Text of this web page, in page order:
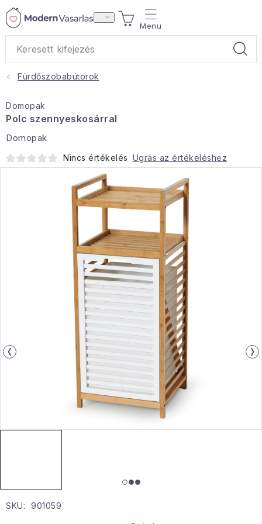
Ugrás
KOSÁR
Otthoni illatok
Teák
Hobbi és kert
Egészség és szépség
Sport és szabadban
Gyermekeknek
Sziasztok, hív a nyár.
Pohodából importálva - rendezés
Karácsonyi esemény
Fürdőszobabútorok
SKU: 901059
Domopak
Polc szennyeskosárral
Domopak
Nincs értékelés Ugrás az értékeléshez